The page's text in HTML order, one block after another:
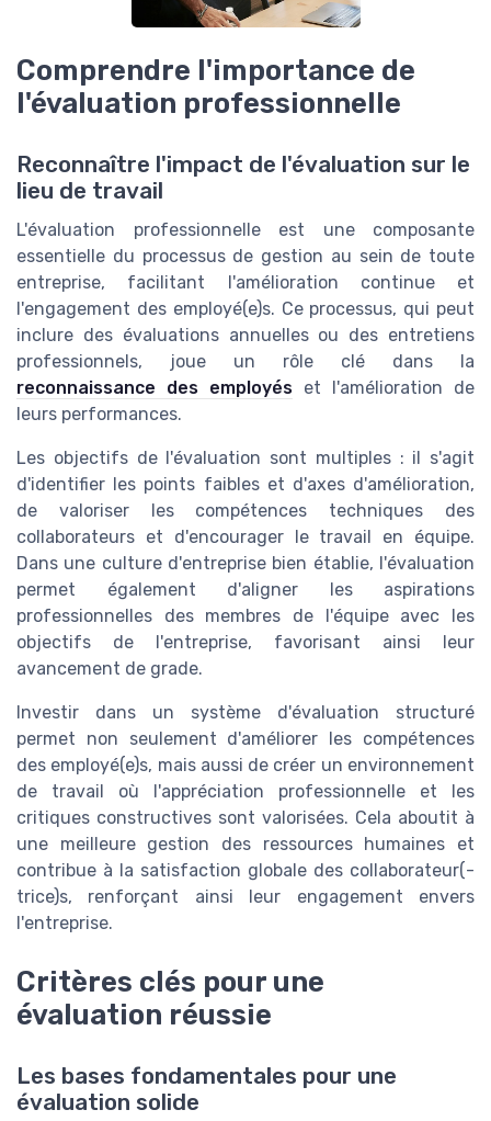
Comprendre l'importance de
l'évaluation professionnelle
Reconnaître l'impact de l'évaluation sur le
lieu de travail
L'évaluation professionnelle est une composante
essentielle du processus de gestion au sein de toute
entreprise, facilitant l'amélioration continue et
l'engagement des employé(e)s. Ce processus, qui peut
inclure des évaluations annuelles ou des entretiens
professionnels, joue un rôle clé dans la
reconnaissance des employés et l'amélioration de
leurs performances.
Les objectifs de l'évaluation sont multiples : il s'agit
d'identifier les points faibles et d'axes d'amélioration,
de valoriser les compétences techniques des
collaborateurs et d'encourager le travail en équipe.
Dans une culture d'entreprise bien établie, l'évaluation
permet également d'aligner les aspirations
professionnelles des membres de l'équipe avec les
objectifs de l'entreprise, favorisant ainsi leur
avancement de grade.
Investir dans un système d'évaluation structuré
permet non seulement d'améliorer les compétences
des employé(e)s, mais aussi de créer un environnement
de travail où l'appréciation professionnelle et les
critiques constructives sont valorisées. Cela aboutit à
une meilleure gestion des ressources humaines et
contribue à la satisfaction globale des collaborateur(-
trice)s, renforçant ainsi leur engagement envers
l'entreprise.
Critères clés pour une
évaluation réussie
Les bases fondamentales pour une
évaluation solide